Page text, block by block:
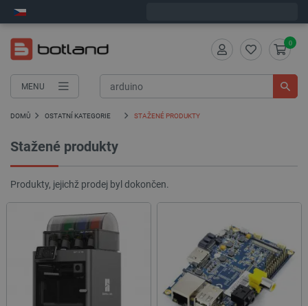
MENU
0
DOMŮ OSTATNÍ KATEGORIE STAŽENÉ PRODUKTY
Stažené produkty
Produkty, jejichž prodej byl dokončen.